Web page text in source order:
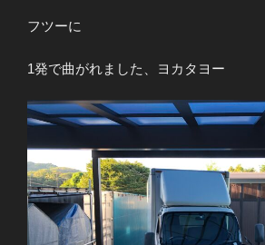
フツーに
1発で曲がれました、ヨカタヨー